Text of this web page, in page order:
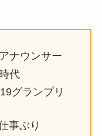
ナウンサー
代
グランプリ
事ぶり